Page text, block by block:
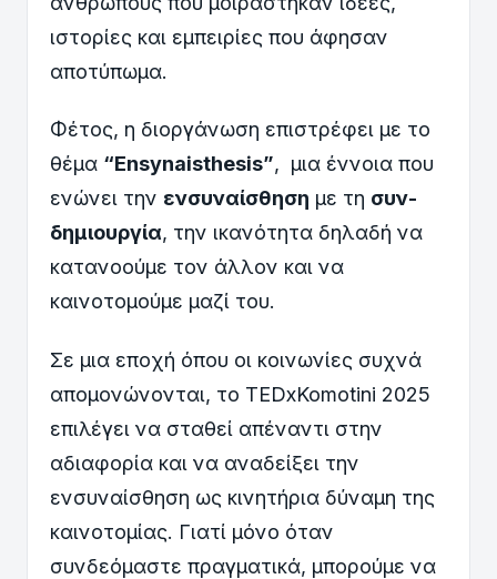
ιστορίες και εμπειρίες που άφησαν
αποτύπωμα.
Φέτος, η διοργάνωση επιστρέφει με το
θέμα “Ensynaisthesis”, μια έννοια που
ενώνει την ενσυναίσθηση με τη συν-
δημιουργία, την ικανότητα δηλαδή να
κατανοούμε τον άλλον και να
καινοτομούμε μαζί του.
Σε μια εποχή όπου οι κοινωνίες συχνά
απομονώνονται, το TEDxKomotini 2025
επιλέγει να σταθεί απέναντι στην
αδιαφορία και να αναδείξει την
ενσυναίσθηση ως κινητήρια δύναμη της
καινοτομίας. Γιατί μόνο όταν
συνδεόμαστε πραγματικά, μπορούμε να